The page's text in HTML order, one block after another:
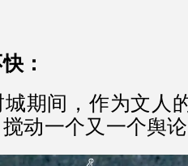
：
期间，作为文人
动一个又一个舆